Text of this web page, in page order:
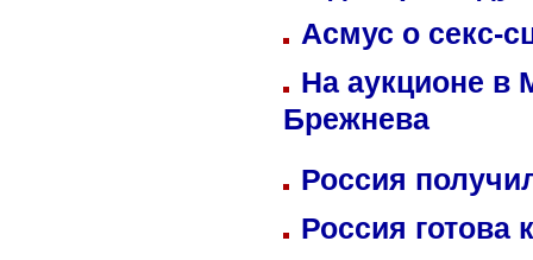
Асмус о секс-
На аукционе в
Брежнева
Россия
Россия готова